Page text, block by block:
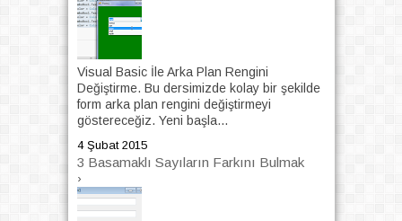
Visual Basic İle Arka Plan Rengini
Değiştirme. Bu dersimizde kolay bir şekilde
form arka plan rengini değiştirmeyi
göstereceğiz. Yeni başla...
4 Şubat 2015
3 Basamaklı Sayıların Farkını Bulmak
›